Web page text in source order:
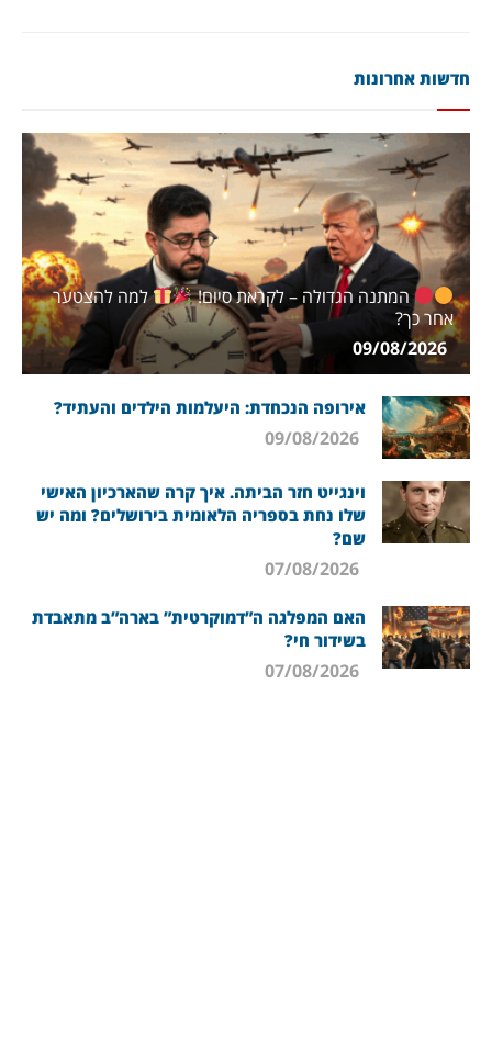
חדשות אחרונות
המתנה הגדולה – לקראת סיום!
למה להצטער
אחר כך?
אירופה הנכחדת: היעלמות הילדים והעתיד?
וינגייט חזר הביתה. איך קרה שהארכיון האישי
שלו נחת בספריה הלאומית בירושלים? ומה יש
שם?
האם המפלגה ה”דמוקרטית” בארה”ב מתאבדת
בשידור חי?